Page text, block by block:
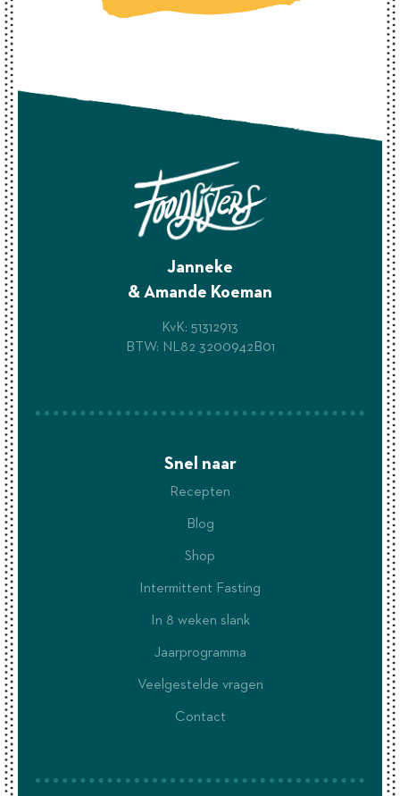
Janneke
& Amande Koeman
KvK: 51312913
BTW: NL82 3200942B01
Snel naar
Recepten
Blog
Shop
Intermittent Fasting
In 8 weken slank
Jaarprogramma
Veelgestelde vragen
Contact